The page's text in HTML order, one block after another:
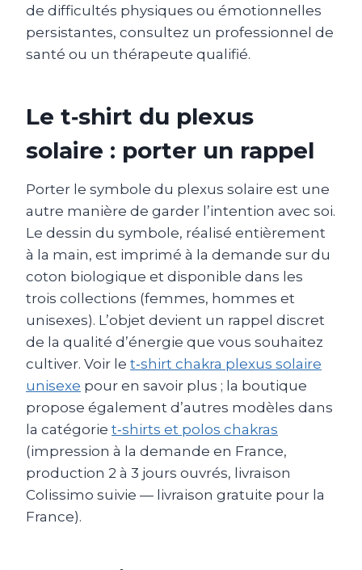
de difficultés physiques ou émotionnelles
persistantes, consultez un professionnel de
santé ou un thérapeute qualifié.
Le t‑shirt du plexus
solaire : porter un rappel
Porter le symbole du plexus solaire est une
autre manière de garder l’intention avec soi.
Le dessin du symbole, réalisé entièrement
à la main, est imprimé à la demande sur du
coton biologique et disponible dans les
trois collections (femmes, hommes et
unisexes). L’objet devient un rappel discret
de la qualité d’énergie que vous souhaitez
cultiver. Voir le t‑shirt chakra plexus solaire
unisexe pour en savoir plus ; la boutique
propose également d’autres modèles dans
la catégorie t‑shirts et polos chakras
(impression à la demande en France,
production 2 à 3 jours ouvrés, livraison
Colissimo suivie — livraison gratuite pour la
France).